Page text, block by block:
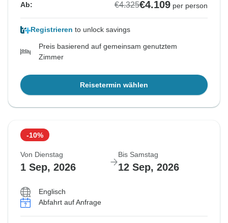
Ab: €4.325€4.109 per person
Registrieren to unlock savings
Preis basierend auf gemeinsam genutztem
Zimmer
Reisetermin wählen
-10%
Von Dienstag
1 Sep, 2026
Bis Samstag
12 Sep, 2026
Englisch
Abfahrt auf Anfrage